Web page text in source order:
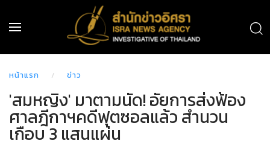
หน้าแรก ข่าว
'สมหญิง' มาตามนัด! อัยการส่งฟ้อง
ศาลฎีกาฯคดีฟุตซอลแล้ว สำนวน
เกือบ 3 แสนแผ่น